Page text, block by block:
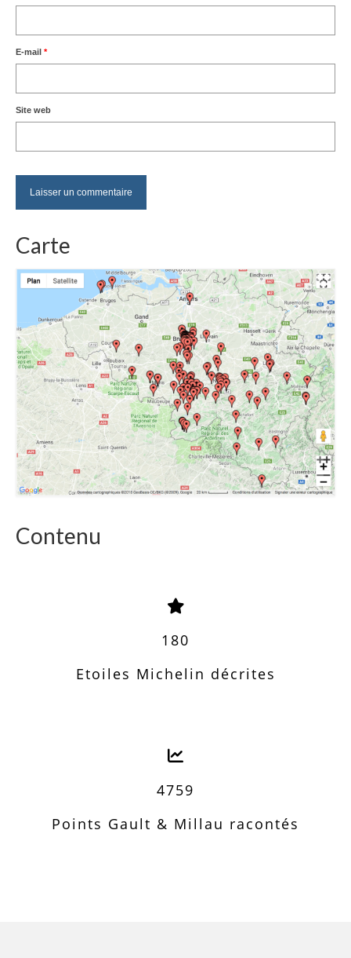
E-mail *
Site web
Carte
Contenu
180
Etoiles Michelin décrites
4759
Points Gault & Millau racontés